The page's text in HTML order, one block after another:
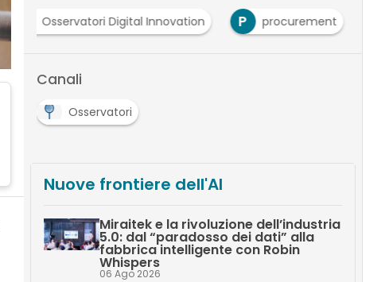
Osservatori Digital Innovation P procurement
Canali
Osservatori
Nuove frontiere dell'AI
Miraitek e la rivoluzione dell’industria
5.0: dal “paradosso dei dati” alla
fabbrica intelligente con Robin
Whispers
06 Ago 2026